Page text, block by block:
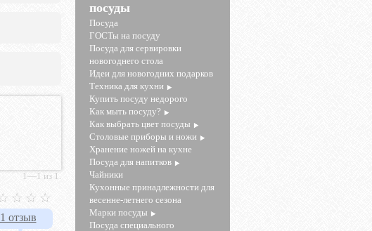
1—1 из 1.
1 отзыв
посуды
Посуда
ГОСТы на посуду
Посуда для сервировки
новогоднего стола
Идеи для новогодних подарков
Техника для кухни
Купить посуду недорого
Как мыть посуду?
Как выбрать цвет посуды
Столовые приборы и ножи
Хранение ножей на кухне
Посуда для напитков
Чайники
Кухонные принадлежности для
весенне-летнего сезона
Марки посуды
Посуда специального